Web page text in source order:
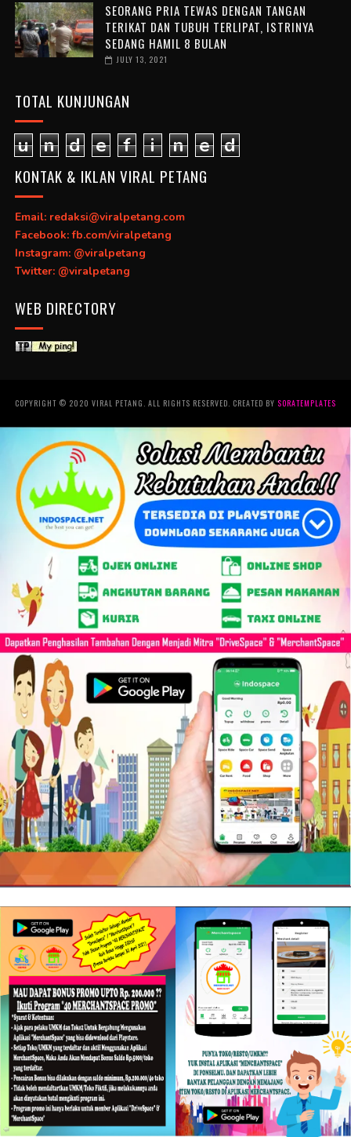
SEORANG PRIA TEWAS DENGAN TANGAN
TERIKAT DAN TUBUH TERLIPAT, ISTRINYA
SEDANG HAMIL 8 BULAN
JULY 13, 2021
TOTAL KUNJUNGAN
u n d e f i n e d
KONTAK & IKLAN VIRAL PETANG
Email: redaksi@viralpetang.com
Facebook: fb.com/viralpetang
Instagram: @viralpetang
Twitter: @viralpetang
WEB DIRECTORY
COPYRIGHT © 2020 VIRAL PETANG. ALL RIGHTS RESERVED. CREATED BY SORATEMPLATES